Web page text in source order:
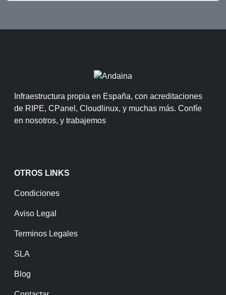
Infraestructura propia en España, con acreditaciones
de RIPE, CPanel, Cloudlinux, y muchas más. Confíe
en nosotros, y trabajemos
OTROS LINKS
Condiciones
Aviso Legal
Terminos Legales
SLA
Blog